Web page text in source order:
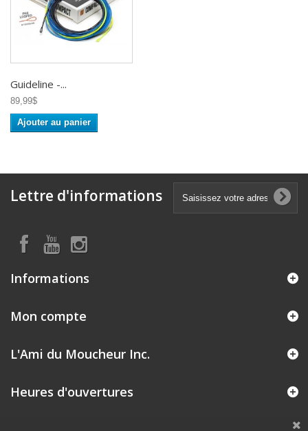
Guideline -...
89,99$
Ajouter au panier
Lettre d'informations
Informations
Mon compte
L'Ami du Moucheur Inc.
Heures d'ouvertures